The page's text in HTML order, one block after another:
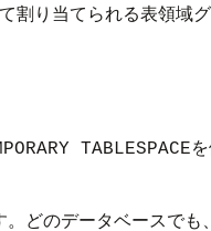
り当てられる表領域グ
TABLESPACE
どのデータベースでも